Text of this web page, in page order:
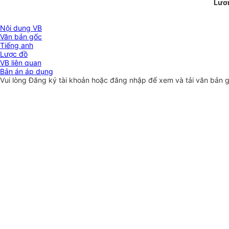
Nội dung VB
Văn bản gốc
Tiếng anh
Lược đồ
VB liên quan
Bản án áp dụng
Vui lòngĐăng ký tài khoản hoặc đăng nhập để xem và tải văn bản